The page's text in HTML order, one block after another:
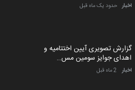
اخبار حدود یک ماه قبل
گزارش تصویری آیین اختتامیه و
اهدای جوایز سومین مس…
اخبار 2 ماه قبل